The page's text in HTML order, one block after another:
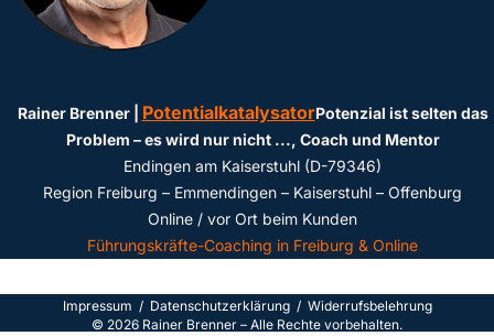
Rainer Brenner | PotentialkatalysatorPotenzial ist selten das
Problem – es wird nur nicht ..., Coach und Mentor
Endingen am Kaiserstuhl (D-79346)
Region Freiburg – Emmendingen – Kaiserstuhl – Offenburg
Online / vor Ort beim Kunden
Führungskräfte-Coaching in Freiburg & Online
Impressum / Datenschutzerklärung / Widerrufsbelehrung
© 2026 Rainer Brenner – Alle Rechte vorbehalten.